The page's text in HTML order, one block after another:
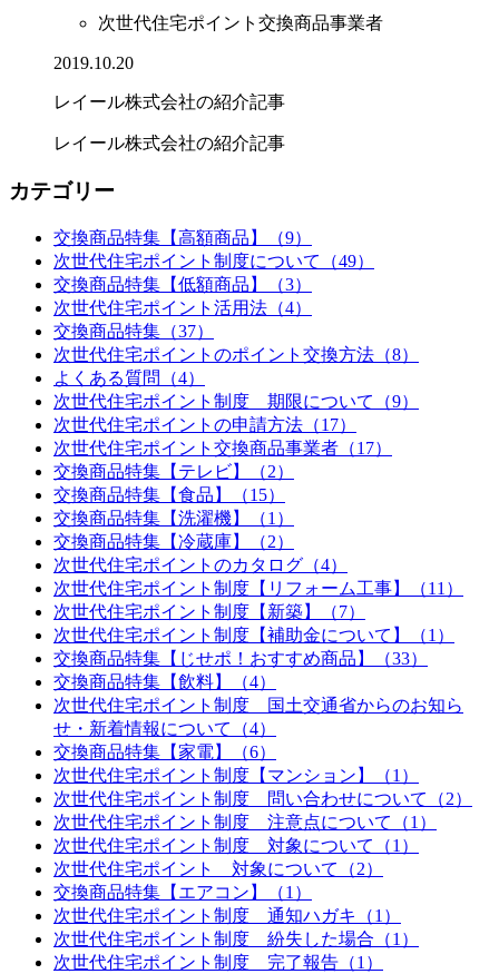
次世代住宅ポイント交換商品事業者
2019.10.20
レイール株式会社の紹介記事
レイール株式会社の紹介記事
カテゴリー
交換商品特集【高額商品】（9）
次世代住宅ポイント制度について（49）
交換商品特集【低額商品】（3）
次世代住宅ポイント活用法（4）
交換商品特集（37）
次世代住宅ポイントのポイント交換方法（8）
よくある質問（4）
次世代住宅ポイント制度 期限について（9）
次世代住宅ポイントの申請方法（17）
次世代住宅ポイント交換商品事業者（17）
交換商品特集【テレビ】（2）
交換商品特集【食品】（15）
交換商品特集【洗濯機】（1）
交換商品特集【冷蔵庫】（2）
次世代住宅ポイントのカタログ（4）
次世代住宅ポイント制度【リフォーム工事】（11）
次世代住宅ポイント制度【新築】（7）
次世代住宅ポイント制度【補助金について】（1）
交換商品特集【じせポ！おすすめ商品】（33）
交換商品特集【飲料】（4）
次世代住宅ポイント制度 国土交通省からのお知ら
せ・新着情報について（4）
交換商品特集【家電】（6）
次世代住宅ポイント制度【マンション】（1）
次世代住宅ポイント制度 問い合わせについて（2）
次世代住宅ポイント制度 注意点について（1）
次世代住宅ポイント制度 対象について（1）
次世代住宅ポイント 対象について（2）
交換商品特集【エアコン】（1）
次世代住宅ポイント制度 通知ハガキ（1）
次世代住宅ポイント制度 紛失した場合（1）
次世代住宅ポイント制度 完了報告（1）